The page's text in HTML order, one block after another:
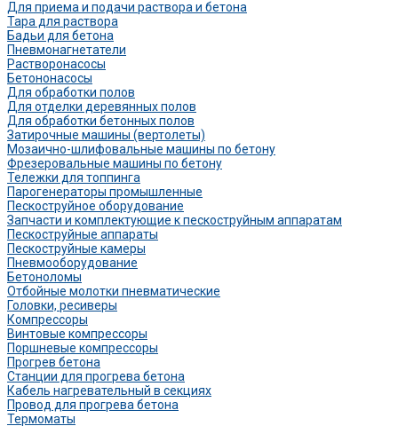
Для приема и подачи раствора и бетона
Тара для раствора
Бадьи для бетона
Пневмонагнетатели
Растворонасосы
Бетононасосы
Для обработки полов
Для отделки деревянных полов
Для обработки бетонных полов
Затирочные машины (вертолеты)
Мозаично-шлифовальные машины по бетону
Фрезеровальные машины по бетону
Тележки для топпинга
Парогенераторы промышленные
Пескоструйное оборудование
Запчасти и комплектующие к пескоструйным аппаратам
Пескоструйные аппараты
Пескоструйные камеры
Пневмооборудование
Бетоноломы
Отбойные молотки пневматические
Головки, ресиверы
Компрессоры
Винтовые компрессоры
Поршневые компрессоры
Прогрев бетона
Станции для прогрева бетона
Кабель нагревательный в секциях
Провод для прогрева бетона
Термоматы